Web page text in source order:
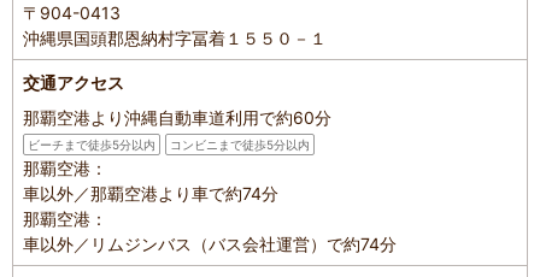
〒904-0413
沖縄県国頭郡恩納村字冨着１５５０－１
交通アクセス
那覇空港より沖縄自動車道利用で約60分
ビーチまで徒歩5分以内 コンビニまで徒歩5分以内
那覇空港：
車以外／那覇空港より車で約74分
那覇空港：
車以外／リムジンバス（バス会社運営）で約74分